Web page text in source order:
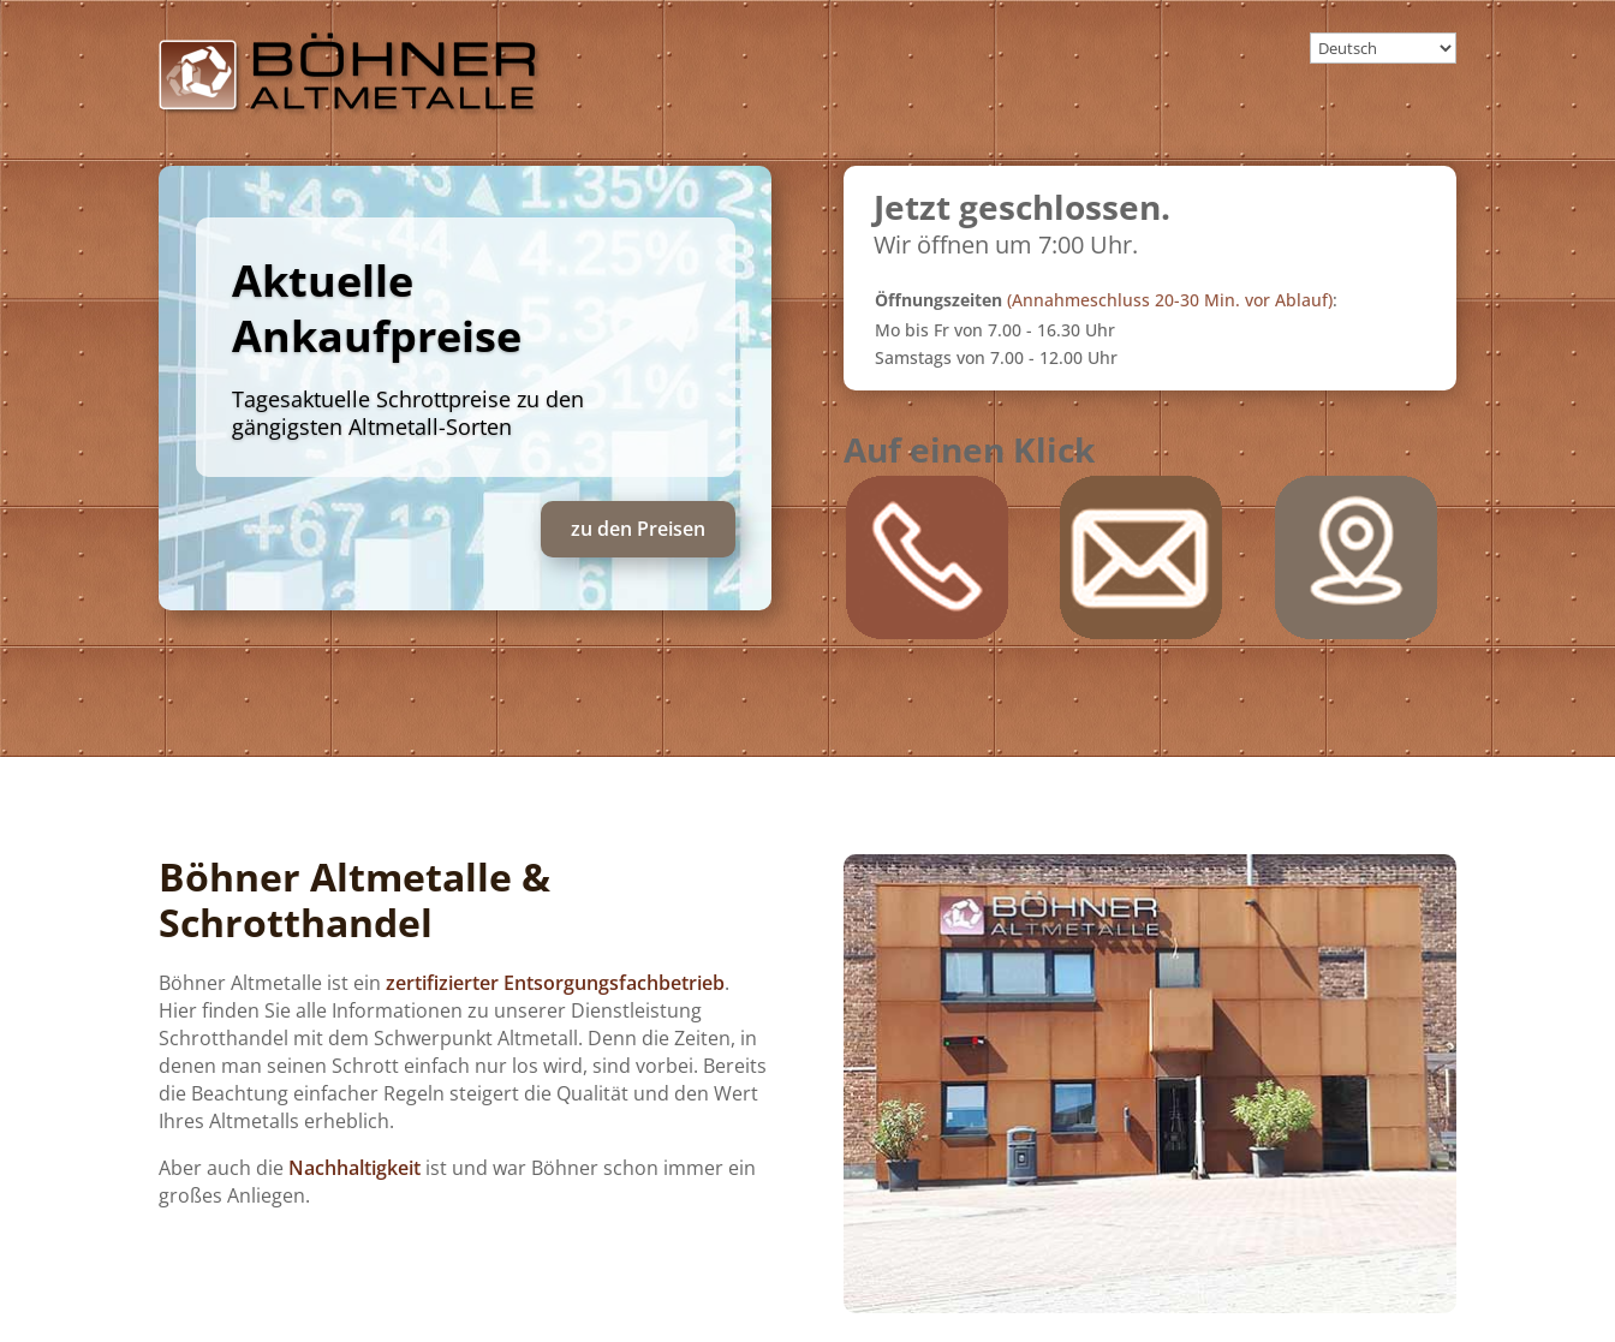
So läuft's hier ab
Erfahren Sie bereits vorab, wie so ein
Schrottverkauf abläuft
Schauen Sie mal rein
Jetzt geschlossen.
Wir öffnen um 7:00 Uhr.
Öffnungszeiten (Annahmeschluss 20-30 Min. vor Ablauf):
Mo bis Fr von 7.00 - 16.30 Uhr
Samstags von 7.00 - 12.00 Uhr
Auf einen Klick
Böhner Altmetalle &
Schrotthandel
Böhner Altmetalle ist ein zertifizierter Entsorgungsfachbetrieb.
Hier finden Sie alle Informationen zu unserer Dienstleistung
Schrotthandel mit dem Schwerpunkt Altmetall. Denn die Zeiten, in
denen man seinen Schrott einfach nur los wird, sind vorbei. Bereits
die Beachtung einfacher Regeln steigert die Qualität und den Wert
Ihres Altmetalls erheblich.
Aber auch die Nachhaltigkeit ist und war Böhner schon immer ein
großes Anliegen.